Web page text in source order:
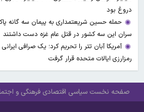
دروغ بود
حمله حسین شریعتمداری به پیمان سه گانه
سران این سه کشور در قتل عام غزه دست داشتند
آمریکا آبان تتر را تحریم کرد؛ یک صرافی
رمزارزی ایالات متحده قرار گرفت
صفحه نخست سیاسی اقتصادی فرهنگی و